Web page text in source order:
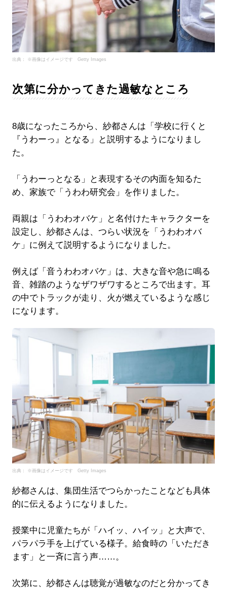
出典： ※画像はイメージです Getty Images
次第に分かってきた過敏なところ
8歳になったころから、紗都さんは「学校に行くと
『うわーっ』となる」と説明するようになりまし
た。
「うわーっとなる」と表現するその内面を知るた
め、家族で「うわわ研究会」を作りました。
両親は「うわわオバケ」と名付けたキャラクターを
設定し、紗都さんは、つらい状況を「うわわオバ
ケ」に例えて説明するようになりました。
例えば「音うわわオバケ」は、大きな音や急に鳴る
音、雑踏のようなザワザワするところで出ます。耳
の中でトラックが走り、火が燃えているような感じ
になります。
出典： ※画像はイメージです Getty Images
紗都さんは、集団生活でつらかったことなども具体
的に伝えるようになりました。
授業中に児童たちが「ハイッ、ハイッ」と大声で、
パラパラ手を上げている様子。給食時の「いただき
ます」と一斉に言う声……。
次第に、紗都さんは聴覚が過敏なのだと分かってき